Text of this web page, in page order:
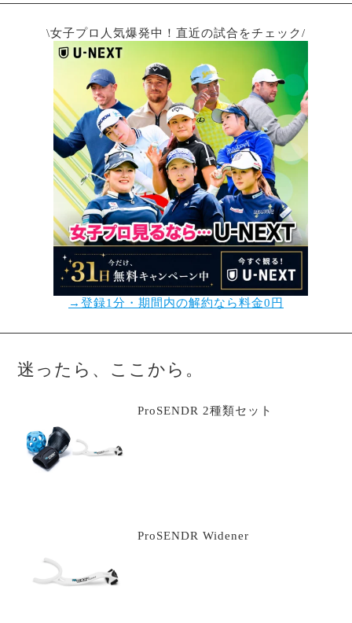
\女子プロ人気爆発中！直近の試合をチェック/
→登録1分・期間内の解約なら料金0円
迷ったら、ここから。
ProSENDR 2種類セット
ProSENDR Widener